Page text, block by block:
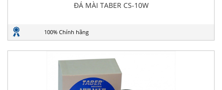
ĐÁ MÀI TABER CS-10W
100% Chính hãng